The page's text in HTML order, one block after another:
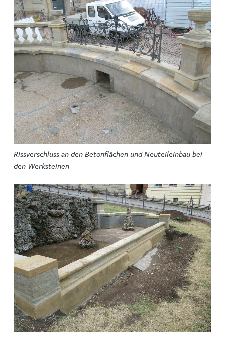
Rissverschluss an den Betonflächen und Neuteileinbau bei
den Werksteinen